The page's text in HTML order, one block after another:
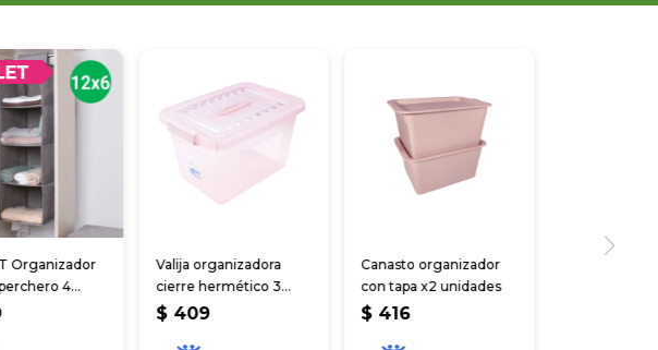
Organizador
4
30*30*80 cm
Valija organizadora
cierre hermético 3
colores
$ 409
Canasto organizador
con tapa x2 unidades
$ 416